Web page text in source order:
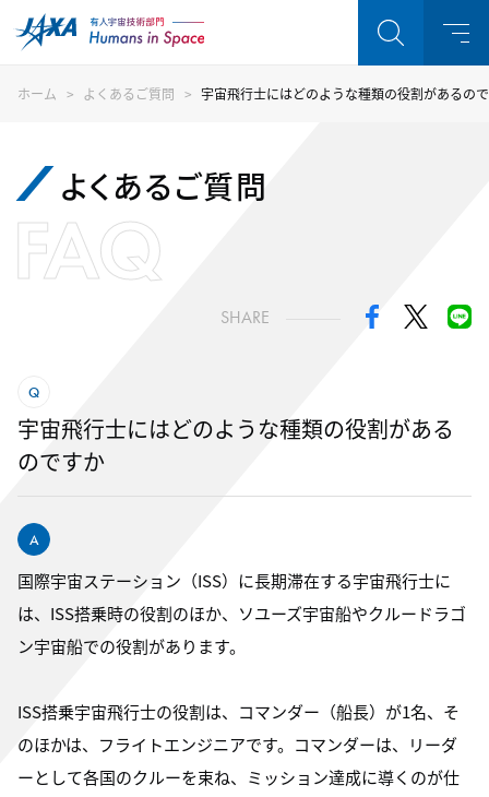
ホーム よくあるご質問 宇宙飛行士にはどのような種類の役割があるの
よくあるご質問
FAQ
SHARE
宇宙飛行士にはどのような種類の役割がある
のですか
国際宇宙ステーション（ISS）に長期滞在する宇宙飛行士に
は、ISS搭乗時の役割のほか、ソユーズ宇宙船やクルードラゴ
ン宇宙船での役割があります。
ISS搭乗宇宙飛行士の役割は、コマンダー（船長）が1名、そ
のほかは、フライトエンジニアです。コマンダーは、リーダ
ーとして各国のクルーを束ね、ミッション達成に導くのが仕